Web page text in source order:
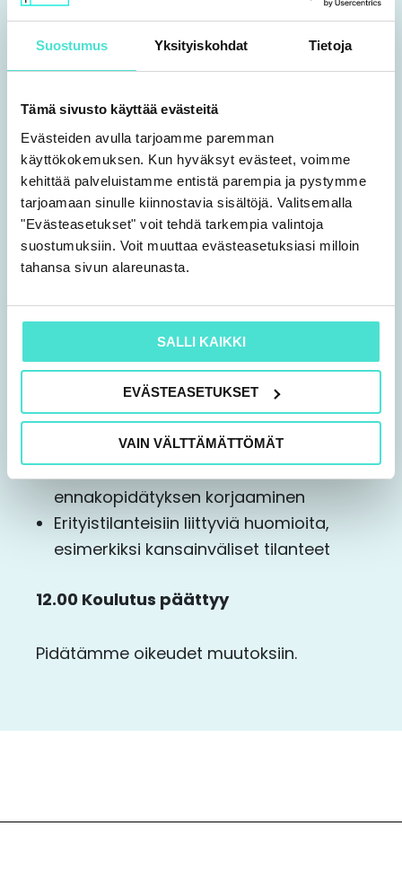
Suostumus Yksityiskohdat Tietoja
Tämä sivusto käyttää evästeitä
Evästeiden avulla tarjoamme paremman
käyttökokemuksen. Kun hyväksyt evästeet, voimme
kehittää palveluistamme entistä parempia ja pystymme
tarjoamaan sinulle kiinnostavia sisältöjä. Valitsemalla
"Evästeasetukset" voit tehdä tarkempia valintoja
suostumuksiin. Voit muuttaa evästeasetuksiasi milloin
tahansa sivun alareunasta.
SALLI KAIKKI
EVÄSTEASETUKSET
VAIN VÄLTTÄMÄTTÖMÄT
Tapaturma- ja ryhmähenkivakuutus
Sairausvakuutusmaksu ja muut
työnantajamaksut
Maksujen määräytymisen
peruslogiikka – mistä palkkaeristä
maksut maksetaan ja mistä ei
Bruttopalkasta nettopalkkaan –
esimerkkitapauksia
11.00 Ilmoittaminen ja maksaminen
sekä erityistilanteita
Ilmoittaminen ja maksaminen
viranomaisille – aikataulut ja prosessi
Virheellisesti toimitetun
ennakopidätyksen korjaaminen
Erityistilanteisiin liittyviä huomioita,
esimerkiksi kansainväliset tilanteet
12.00 Koulutus päättyy
Pidätämme oikeudet muutoksiin.